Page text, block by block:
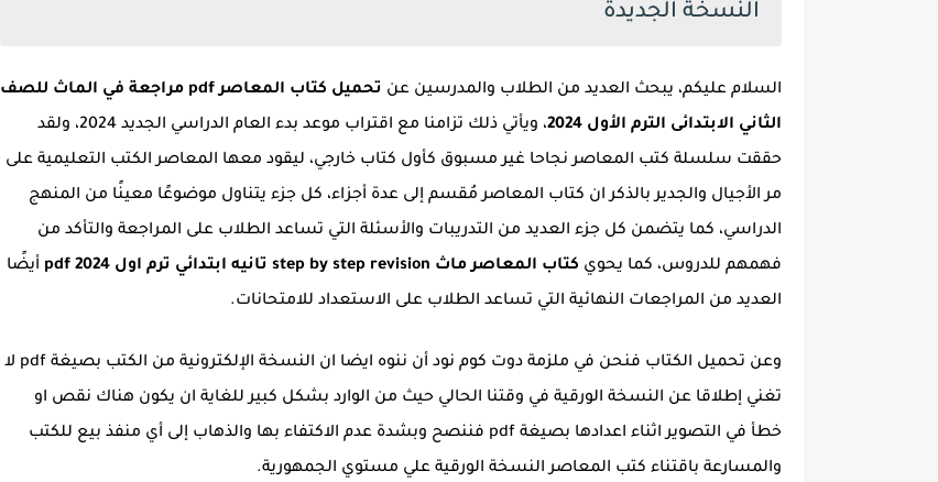
النسخة الجديدة
السلام عليكم، يبحث العديد من الطلاب والمدرسين عن
تحميل كتاب المعاصر pdf مراجعة في الماث للصف
الثاني الابتدائى الترم الأول 2024
، ويأتي ذلك تزامنا مع اقتراب موعد بدء العام الدراسي الجديد 2024، ولقد
حققت سلسلة كتب المعاصر نجاحا غير مسبوق كأول كتاب خارجي، ليقود معها المعاصر الكتب التعليمية على
مر الأجيال والجدير بالذكر ان كتاب المعاصر مُقسم إلى عدة أجزاء، كل جزء يتناول موضوعًا معينًا من المنهج
الدراسي، كما يتضمن كل جزء العديد من التدريبات والأسئلة التي تساعد الطلاب على المراجعة والتأكد من
فهمهم للدروس، كما يحوي كتاب المعاصر ماث step by step revision تانيه ابتدائي ترم اول 2024 pdf
أيضًا
العديد من المراجعات النهائية التي تساعد الطلاب على الاستعداد للامتحانات.
وعن تحميل الكتاب فنحن في ملزمة دوت كوم نود أن ننوه ايضا ان النسخة الإلكترونية من الكتب بصيغة pdf لا
تغني إطلاقا عن النسخة الورقية في وقتنا الحالي حيث من الوارد بشكل كبير للغاية ان يكون هناك نقص او
خطأ في التصوير اثناء اعدادها بصيغة pdf فننصح وبشدة عدم الاكتفاء بها والذهاب إلى أي منفذ بيع للكتب
والمسارعة باقتناء كتب المعاصر النسخة الورقية علي مستوي الجمهورية.